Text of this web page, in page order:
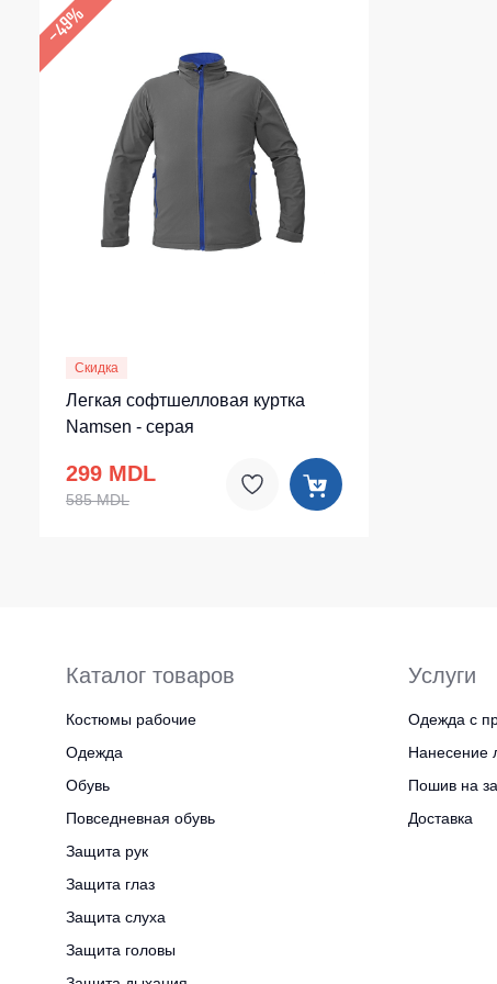
–49%
Скидка
Легкая софтшелловая куртка
Namsen - серая
299 MDL
585 MDL
Каталог товаров
Костюмы рабочие
Одежда
Обувь
Повседневная обувь
Защита рук
Защита глаз
Защита слуха
Защита головы
Услуги
Одежда с
Нанесение
Пошив на
Доставка